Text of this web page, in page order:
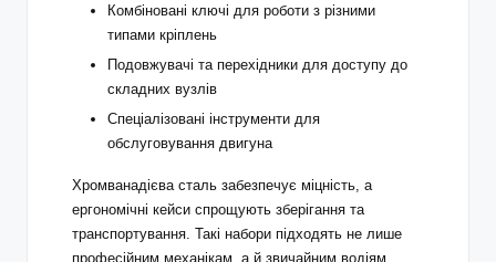
Комбіновані ключі для роботи з різними
типами кріплень
Подовжувачі та перехідники для доступу до
складних вузлів
Спеціалізовані інструменти для
обслуговування двигуна
Хромванадієва сталь забезпечує міцність, а
ергономічні кейси спрощують зберігання та
транспортування. Такі набори підходять не лише
професійним механікам, а й звичайним водіям,